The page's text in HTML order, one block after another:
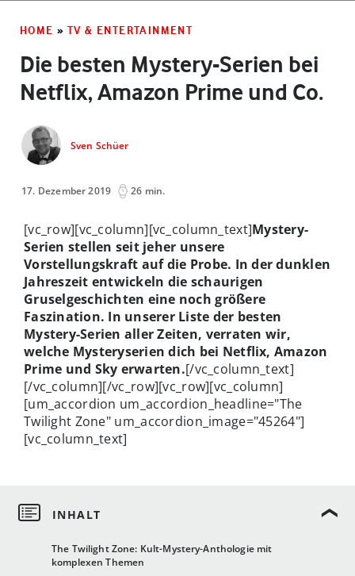
HOME » TV & ENTERTAINMENT
Die besten Mystery-Serien bei
Netflix, Amazon Prime und Co.
Sven Schüer
17. Dezember 2019 26 min.
The Twilight Zone: Kult-Mystery-Anthologie mit
komplexen Themen
[vc_row][vc_column][vc_column_text]Mystery-
Serien stellen seit jeher unsere
Vorstellungskraft auf die Probe. In der dunklen
Jahreszeit entwickeln die schaurigen
Gruselgeschichten eine noch größere
Faszination. In unserer Liste der besten
Mystery-Serien aller Zeiten, verraten wir,
welche Mysteryserien dich bei Netflix, Amazon
Prime und Sky erwarten.[/vc_column_text]
[/vc_column][/vc_row][vc_row][vc_column]
[um_accordion um_accordion_headline="The
Twilight Zone" um_accordion_image="45264"]
[vc_column_text]